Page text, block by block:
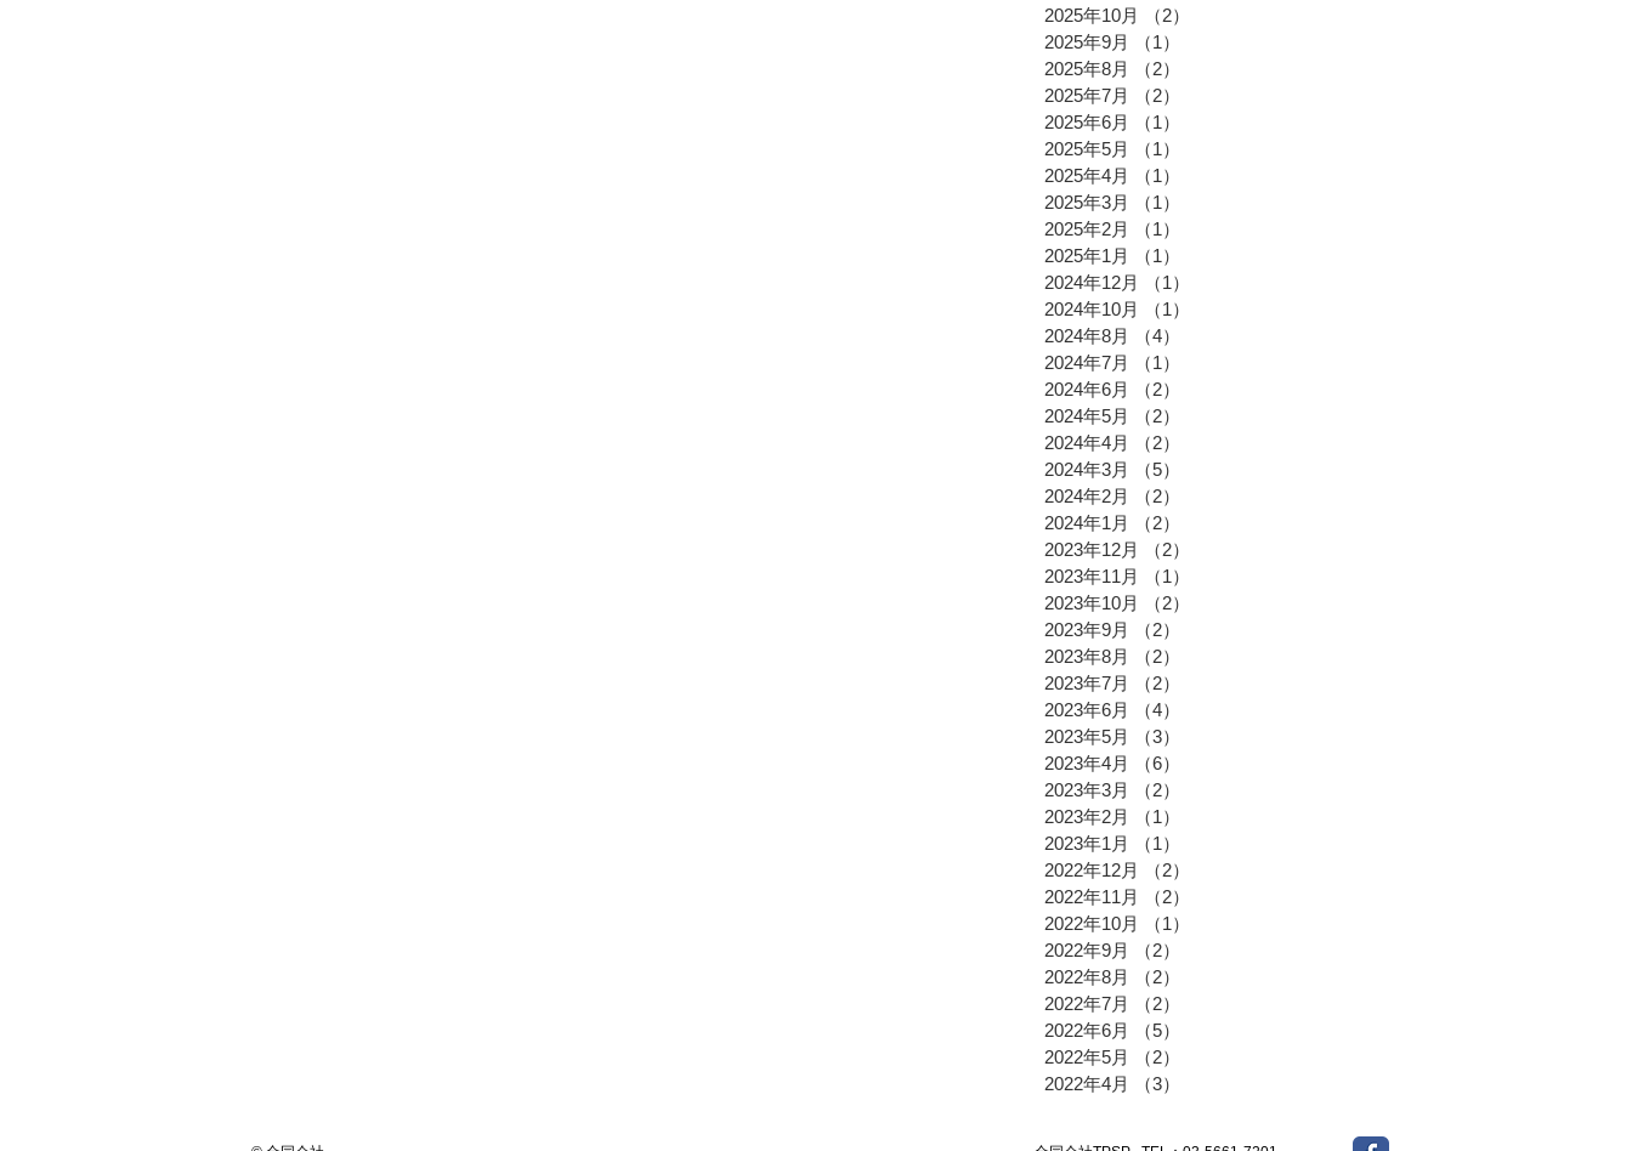
2025年10月
（2）
2025年9月
（1）
2025年8月
（2）
2025年7月
（2）
2025年6月
（1）
2025年5月
（1）
2025年4月
（1）
2025年3月
（1）
2025年2月
（1）
2025年1月
（1）
2024年12月
（1）
2024年10月
（1）
2024年8月
（4）
2024年7月
（1）
2024年6月
（2）
2024年5月
（2）
2024年4月
（2）
2024年3月
（5）
2024年2月
（2）
2024年1月
（2）
2023年12月
（2）
2023年11月
（1）
2023年10月
（2）
2023年9月
（2）
2023年8月
（2）
2023年7月
（2）
2023年6月
（4）
2023年5月
（3）
2023年4月
（6）
2023年3月
（2）
2023年2月
（1）
2023年1月
（1）
2022年12月
（2）
2022年11月
（2）
2022年10月
（1）
2022年9月
（2）
2022年8月
（2）
2022年7月
（2）
2022年6月
（5）
2022年5月
（2）
2022年4月
（3）